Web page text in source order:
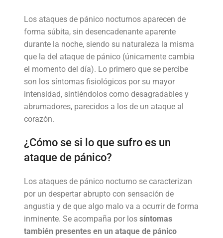
Los ataques de pánico nocturnos aparecen de
forma súbita, sin desencadenante aparente
durante la noche, siendo su naturaleza la misma
que la del ataque de pánico (únicamente cambia
el momento del día). Lo primero que se percibe
son los síntomas fisiológicos por su mayor
intensidad, sintiéndolos como desagradables y
abrumadores, parecidos a los de un ataque al
corazón.
¿Cómo se si lo que sufro es un
ataque de pánico?
Los ataques de pánico nocturno se caracterizan
por un despertar abrupto con sensación de
angustia y de que algo malo va a ocurrir de forma
inminente. Se acompaña por los síntomas
también presentes en un ataque de pánico